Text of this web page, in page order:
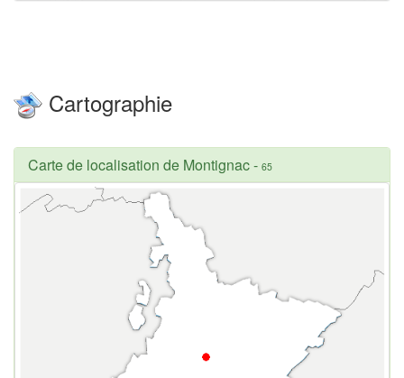
Cartographie
Carte de localisation de Montignac- 65